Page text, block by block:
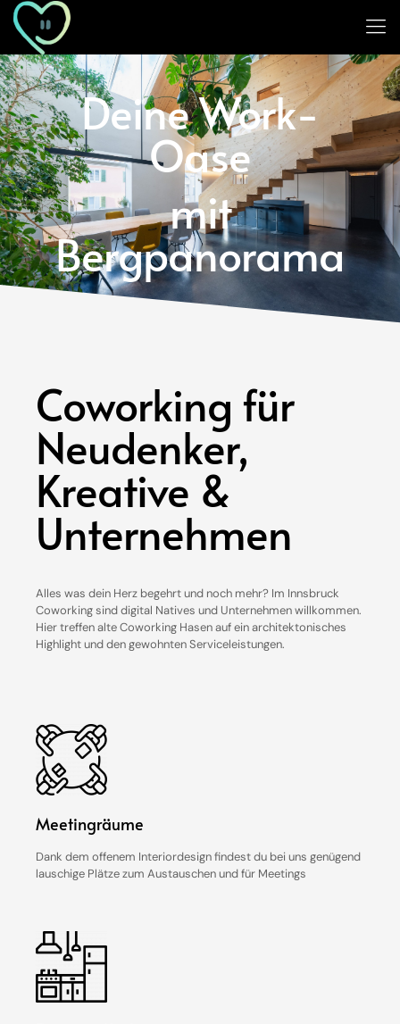
Deine Work-
Oase
mit
Bergpanorama
Coworking für
Neudenker,
Kreative &
Unternehmen
Alles was dein Herz begehrt und noch mehr? Im Innsbruck
Coworking sind digital Natives und Unternehmen willkommen.
Hier treffen alte Coworking Hasen auf ein architektonisches
Highlight und den gewohnten Serviceleistungen.
Meetingräume
Dank dem offenem Interiordesign findest du bei uns genügend
lauschige Plätze zum Austauschen und für Meetings